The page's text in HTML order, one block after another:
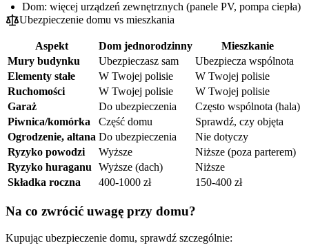
Dom: więcej urządzeń zewnętrznych (panele PV, pompa ciepła)
Ubezpieczenie domu vs mieszkania
Aspekt Dom jednorodzinny
Mieszkanie
Mury budynku
Ubezpieczasz sam
Ubezpiecza wspólnota
Elementy stałe
W Twojej polisie
W Twojej polisie
Ruchomości
W Twojej polisie
W Twojej polisie
Garaż
Do ubezpieczenia
Często wspólnota (hala)
Piwnica/komórka
Część domu
Sprawdź, czy objęta
Ogrodzenie, altana Do ubezpieczenia
Nie dotyczy
Ryzyko powodzi
Wyższe
Niższe (poza parterem)
Ryzyko huraganu Wyższe (dach)
Niższe
Składka roczna
400-1000 zł 150-400 zł
Na co zwrócić uwagę przy domu?
Kupując ubezpieczenie domu, sprawdź szczególnie: